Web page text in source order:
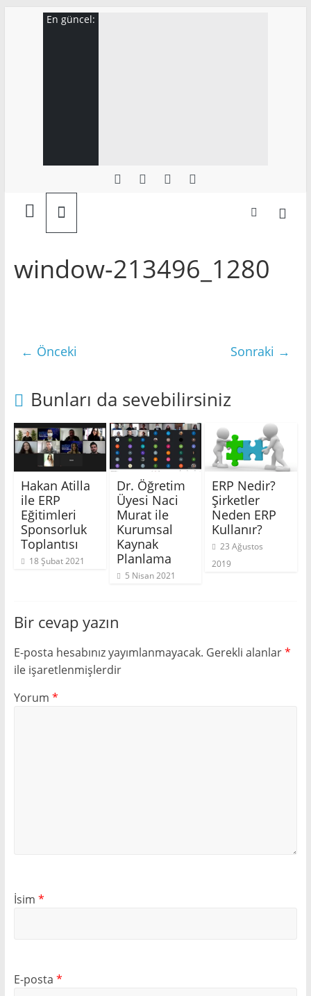
En güncel:
Ahmet
Savaş
Göktürk
güzeldir!
Kurumsal
Planlama
window-213496_1280
← Önceki Sonraki →
Bunları da sevebilirsiniz
Hakan Atilla
ile ERP
Eğitimleri
Sponsorluk
Toplantısı
18 Şubat 2021
Dr. Öğretim
Üyesi Naci
Murat ile
Kurumsal
Kaynak
Planlama
5 Nisan 2021
ERP Nedir?
Şirketler
Neden ERP
Kullanır?
23 Ağustos
2019
Bir cevap yazın
E-posta hesabınız yayımlanmayacak. Gerekli alanlar*
ile işaretlenmişlerdir
Yorum *
İsim *
E-posta *